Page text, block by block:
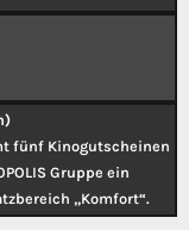
fünf Kinogutscheinen
Gruppe ein
„Komfort“.